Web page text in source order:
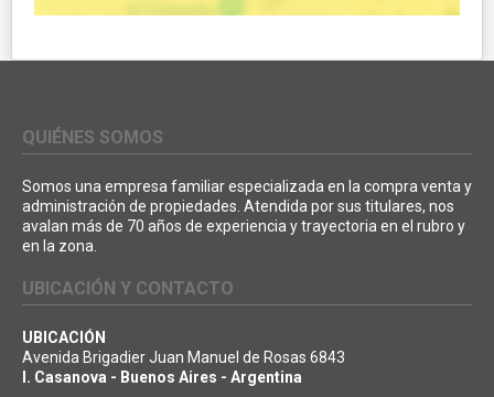
QUIÉNES SOMOS
Somos una empresa familiar especializada en la compra venta y
administración de propiedades. Atendida por sus titulares, nos
avalan más de 70 años de experiencia y trayectoria en el rubro y
en la zona.
UBICACIÓN Y CONTACTO
UBICACIÓN
Avenida Brigadier Juan Manuel de Rosas 6843
I. Casanova - Buenos Aires - Argentina